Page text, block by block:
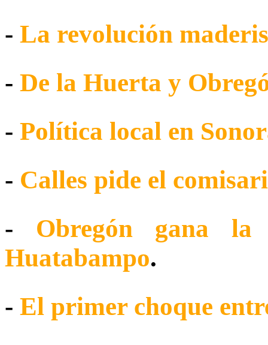
- La revolución
- De la Huerta y
- Política local en
- Calles pide el
- Obregón gana la
Huatabampo.
- El primer choque